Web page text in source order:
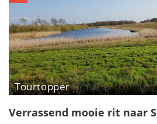
Tourtopper
Verrassend mooie rit naar